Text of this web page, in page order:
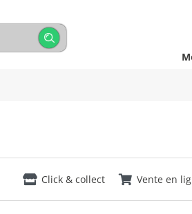
Click & collect Vente en